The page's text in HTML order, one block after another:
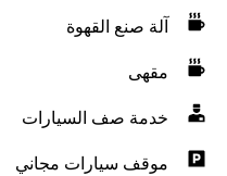
آلة صنع القهوة
مقهى
خدمة صف السيارات
موقف سيارات مجاني